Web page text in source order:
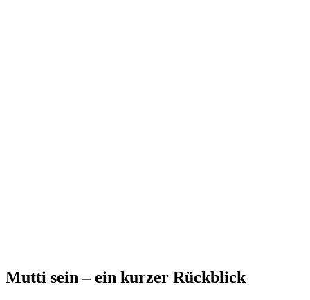
Mutti sein – ein kurzer Rückblick